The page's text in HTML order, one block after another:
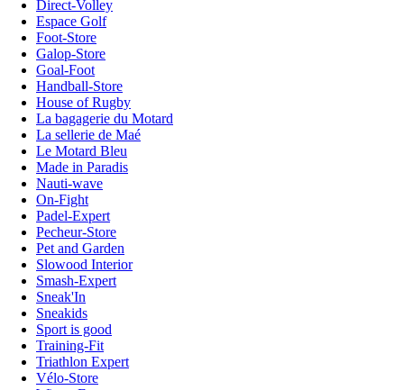
Direct-Volley
Espace Golf
Foot-Store
Galop-Store
Goal-Foot
Handball-Store
House of Rugby
La bagagerie du Motard
La sellerie de Maé
Le Motard Bleu
Made in Paradis
Nauti-wave
On-Fight
Padel-Expert
Pecheur-Store
Pet and Garden
Slowood Interior
Smash-Expert
Sneak'In
Sneakids
Sport is good
Training-Fit
Triathlon Expert
Vélo-Store